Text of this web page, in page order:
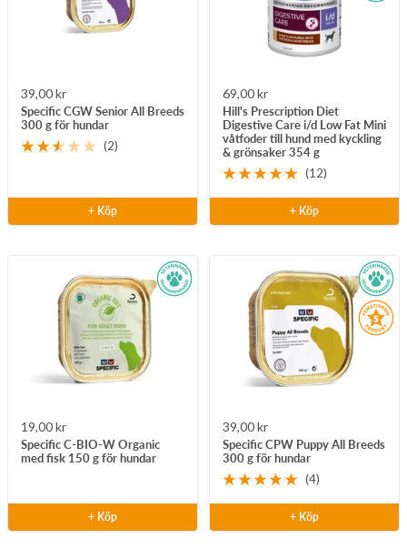
Rea-
pris
39,00 kr
Specific CGW Senior All Breeds
300 g för hundar
(2)
+ Köp
Rea-
pris
69,00 kr
Hill's Prescription Diet
Digestive Care i/d Low Fat Mini
våtfoder till hund med kyckling
& grönsaker 354 g
(12)
+ Köp
Rea-
pris
19,00 kr
Specific C-BIO-W Organic
med fisk 150 g för hundar
+ Köp
Rea-
pris
39,00 kr
Specific CPW Puppy All Breeds
300 g för hundar
(4)
+ Köp